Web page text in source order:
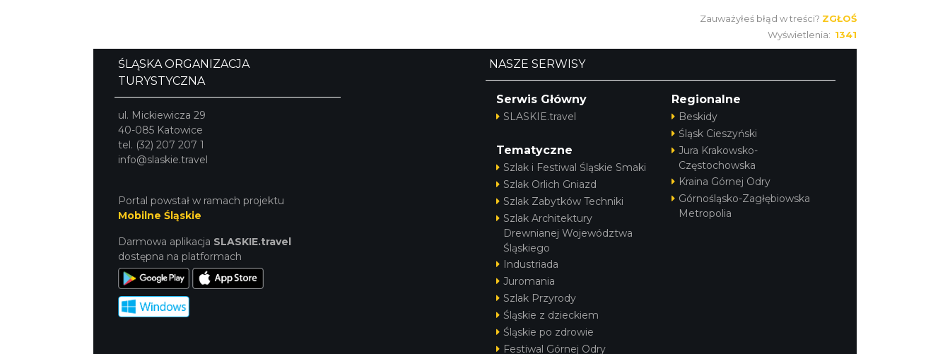
Zauważyłeś błąd w treści? ZGŁOŚ
Wyświetlenia: 1341
ŚLĄSKA ORGANIZACJA
TURYSTYCZNA
ul. Mickiewicza 29
40-085 Katowice
tel. (32) 207 207 1
info@slaskie.travel
Portal powstał w ramach projektu
Mobilne Śląskie
Darmowa aplikacja SLASKIE.travel
dostępna na platformach
NASZE SERWISY
Serwis Główny
SLASKIE.travel
Tematyczne
Szlak i Festiwal Śląskie Smaki
Szlak Orlich Gniazd
Szlak Zabytków Techniki
Szlak Architektury
Drewnianej Województwa
Śląskiego
Industriada
Juromania
Szlak Przyrody
Śląskie z dzieckiem
Śląskie po zdrowie
Festiwal Górnej Odry
Regionalne
Beskidy
Śląsk Cieszyński
Jura Krakowsko-
Częstochowska
Kraina Górnej Odry
Górnośląsko-Zagłębiowska
Metropolia